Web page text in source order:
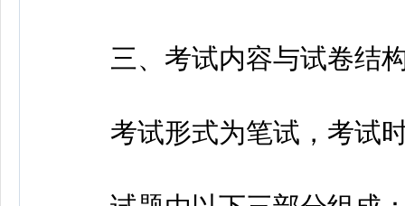
三、考试内容与试卷结
考试形式为笔试，考试时